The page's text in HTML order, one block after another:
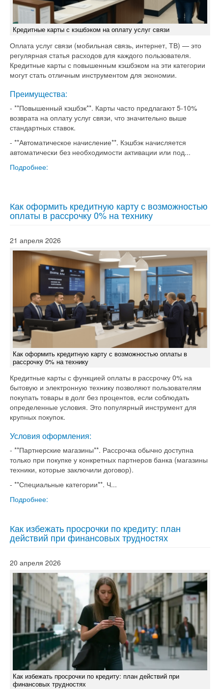
Кредитные карты с кэшбэком на оплату услуг связи
Оплата услуг связи (мобильная связь, интернет, ТВ) — это
регулярная статья расходов для каждого пользователя.
Кредитные карты с повышенным кэшбэком на эти категории
могут стать отличным инструментом для экономии.
Преимущества:
- **Повышенный кэшбэк**. Карты часто предлагают 5-10%
возврата на оплату услуг связи, что значительно выше
стандартных ставок.
- **Автоматическое начисление**. Кэшбэк начисляется
автоматически без необходимости активации или под...
Подробнее:
Как оформить кредитную карту с возможностью
оплаты в рассрочку 0% на технику
21 апреля 2026
Как оформить кредитную карту с возможностью оплаты в
рассрочку 0% на технику
Кредитные карты с функцией оплаты в рассрочку 0% на
бытовую и электронную технику позволяют пользователям
покупать товары в долг без процентов, если соблюдать
определенные условия. Это популярный инструмент для
крупных покупок.
Условия оформления:
- **Партнерские магазины**. Рассрочка обычно доступна
только при покупке у конкретных партнеров банка (магазины
техники, которые заключили договор).
- **Специальные категории**. Ч...
Подробнее:
Как избежать просрочки по кредиту: план
действий при финансовых трудностях
20 апреля 2026
Как избежать просрочки по кредиту: план действий при
финансовых трудностях